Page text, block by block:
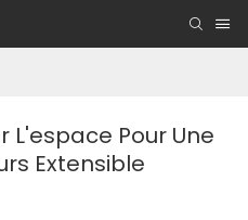
Pour Une
Extensible